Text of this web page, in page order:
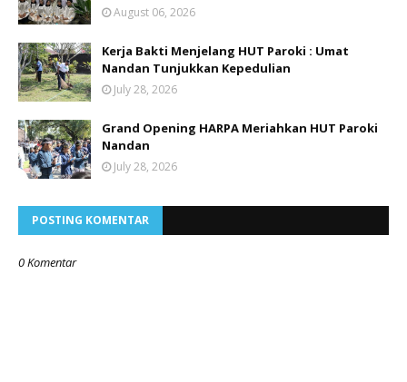
August 06, 2026
Kerja Bakti Menjelang HUT Paroki : Umat
Nandan Tunjukkan Kepedulian
July 28, 2026
Grand Opening HARPA Meriahkan HUT Paroki
Nandan
July 28, 2026
POSTING KOMENTAR
0 Komentar